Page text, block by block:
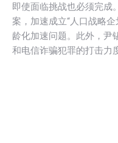
即使面临挑战也必须完成
案，加速成立“人口战略
龄化加速问题。此外，尹
和电信诈骗犯罪的打击力